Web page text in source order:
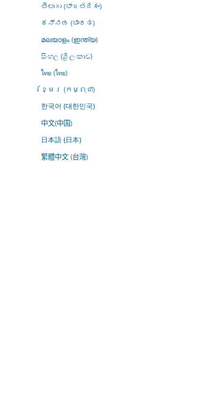
తెలుగు (భారతదేశం)
ಕನ್ನಡ (ಭಾರತ)
മലയാളം (ഇന്ത്യ)
සිංහල (ශ්‍රී ලංකාව)
ไทย (ไทย)
ខ្មែរ (កម្ពុជា)
한국어 (대한민국)
中文(中国)
日本語 (日本)
繁體中文 (台灣)